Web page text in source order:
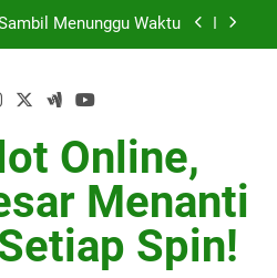
Menunggu Waktu
Auto Ketawa Terus
Menunggu Waktu
Tapi Sulit Dikalahin
Online,
Menanti
Spin!